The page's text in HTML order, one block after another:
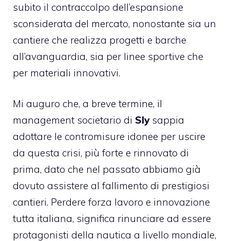
subito il contraccolpo dell’espansione
sconsiderata del mercato, nonostante sia un
cantiere che realizza progetti e barche
all’avanguardia, sia per linee sportive che
per materiali innovativi.
Mi auguro che, a breve termine, il
management societario di Sly sappia
adottare le contromisure idonee per uscire
da questa crisi, più forte e rinnovato di
prima, dato che nel passato abbiamo già
dovuto assistere al fallimento di prestigiosi
cantieri. Perdere forza lavoro e innovazione
tutta italiana, significa rinunciare ad essere
protagonisti della nautica a livello mondiale,